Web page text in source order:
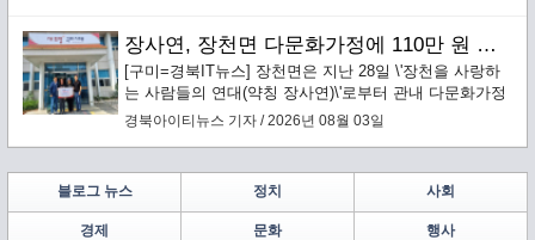
장사연, 장천면 다문화가정에 110만 원 상당 상품권 나눔
[구미=경북IT뉴스] 장천면은 지난 28일 \'장천을 사랑하
는 사람들의 연대(약칭 장사연)\'로부터 관내 다문화가정
을 위한 110만 원 상당의 농촌사랑상품권을 전달받았다.
경북아이티뉴스 기자 / 2026년 08월 03일
블로그 뉴스 정치 사회
경제 문화 행사